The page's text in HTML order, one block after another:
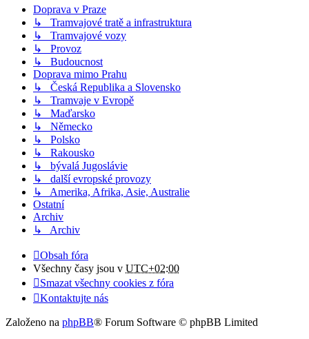
Doprava v Praze
↳ Tramvajové tratě a infrastruktura
↳ Tramvajové vozy
↳ Provoz
↳ Budoucnost
Doprava mimo Prahu
↳ Česká Republika a Slovensko
↳ Tramvaje v Evropě
↳ Maďarsko
↳ Německo
↳ Polsko
↳ Rakousko
↳ bývalá Jugoslávie
↳ další evropské provozy
↳ Amerika, Afrika, Asie, Australie
Ostatní
Archiv
↳ Archiv
Obsah fóra
Všechny časy jsou v UTC+02:00
Smazat všechny cookies z fóra
Kontaktujte nás
Založeno na phpBB® Forum Software © phpBB Limited